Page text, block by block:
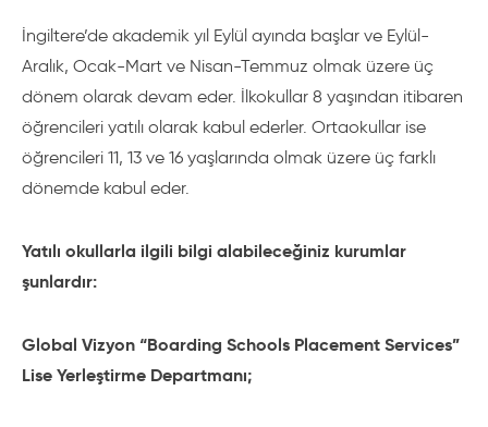
İngiltere’de akademik yıl Eylül ayında başlar ve Eylül-
Aralık, Ocak-Mart ve Nisan-Temmuz olmak üzere üç
dönem olarak devam eder. İlkokullar 8 yaşından itibaren
öğrencileri yatılı olarak kabul ederler. Ortaokullar ise
öğrencileri 11, 13 ve 16 yaşlarında olmak üzere üç farklı
dönemde kabul eder.
Yatılı okullarla ilgili bilgi alabileceğiniz kurumlar
şunlardır:
Global Vizyon “Boarding Schools Placement Services”
Lise Yerleştirme Departmanı;